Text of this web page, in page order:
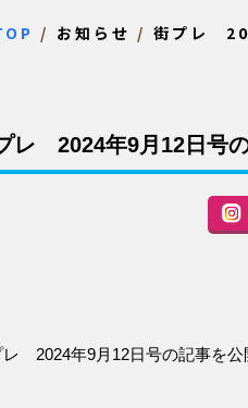
お知らせ 街プレ
レ 2024年9月12日号の
レ 2024年9月12日号の記事を公